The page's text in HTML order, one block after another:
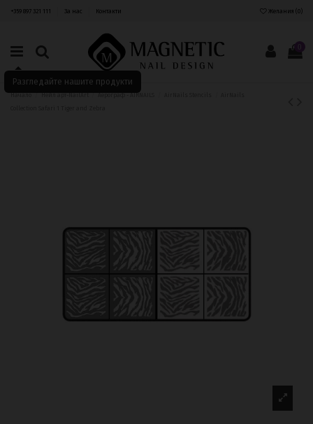
+359 897 321 111 За нас Контакти Желания (0)
Разгледайте нашите продукти
0
Начало Нейл арт-NailArt Аерограф - AIRNAILS